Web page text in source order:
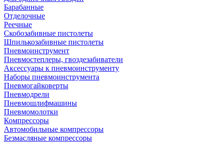
Барабанные
Отделочные
Реечные
Скобозабивные пистолеты
Шпилькозабивные пистолеты
Пневмоинструмент
Пневмостеплеры, гвоздезабиватели
Аксессуары к пневмоинструменту
Наборы пневмоинструмента
Пневмогайковерты
Пневмодрели
Пневмошлифмашины
Пневмомолотки
Компрессоры
Автомобильные компрессоры
Безмасляные компрессоры